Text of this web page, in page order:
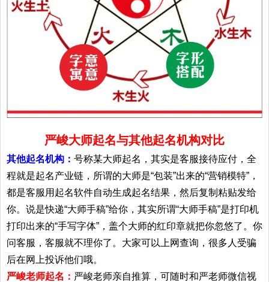
严峻大师起名与其他起名机构对比
其他起名机构： 号称某大师起名，其实是客服接待应付，全
程就是起名产业链，所谓的大师是“包装”出来的“营销模特”，
都是客服用起名软件自动生成起名结果，然后复制粘贴发给
你。说是快递“大师手稿”给你，其实所谓“大师手稿”是打印机
打印出来的“手写字体”，盖个大师的红印章就把你忽悠了。你
问客服，客服就不理你了。大家可以上网查询，很多人受骗
后在网上投诉他们哦。
严峻老师起名： 严峻老师亲自推算，可随时和严老师微信视